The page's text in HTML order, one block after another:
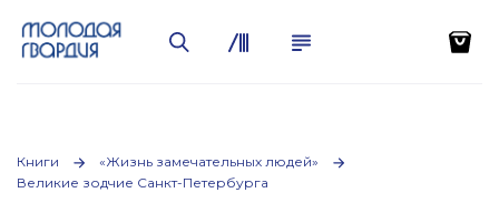
Книги
«Жизнь замечательных людей»
Великие зодчие Санкт-Петербурга